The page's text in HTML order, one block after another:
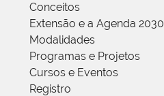
Conceitos
Extensão e a Agenda 2030
Modalidades
Programas e Projetos
Cursos e Eventos
Registro